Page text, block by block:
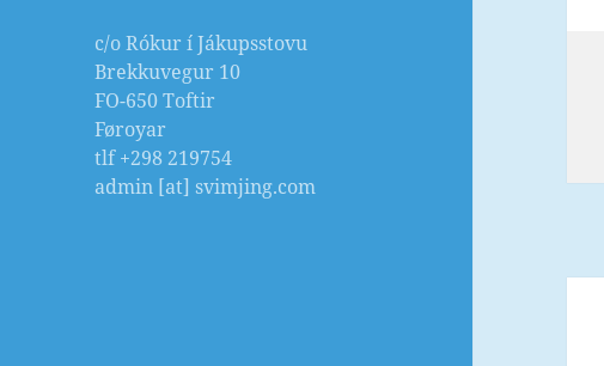
c/o Rókur í Jákupsstovu
Brekkuvegur 10
FO-650 Toftir
Føroyar
tlf +298 219754
admin [at] svimjing.com